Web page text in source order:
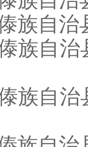
族自治
族自
族自